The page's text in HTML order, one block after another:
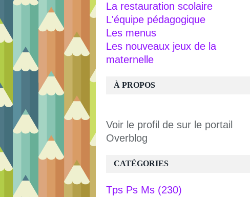
À PROPOS
Voir le profil de sur le portail
Overblog
La restauration scolaire
L'équipe pédagogique
Les menus
Les nouveaux jeux de la
maternelle
CATÉGORIES
Tps Ps Ms (230)